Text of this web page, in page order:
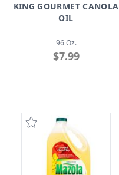
KING GOURMET CANOLA
OIL
96 Oz.
$7.99